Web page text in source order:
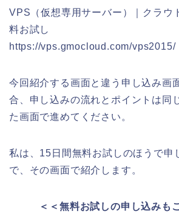
VPS（仮想専用サーバー）｜クラウ
料お試し
https://vps.gmocloud.com/vps2015/
今回紹介する画面と違う申し込み画
合、申し込みの流れとポイントは同
た画面で進めてください。
私は、15日間無料お試しのほうで申
で、その画面で紹介します。
＜＜無料お試しの申し込みも